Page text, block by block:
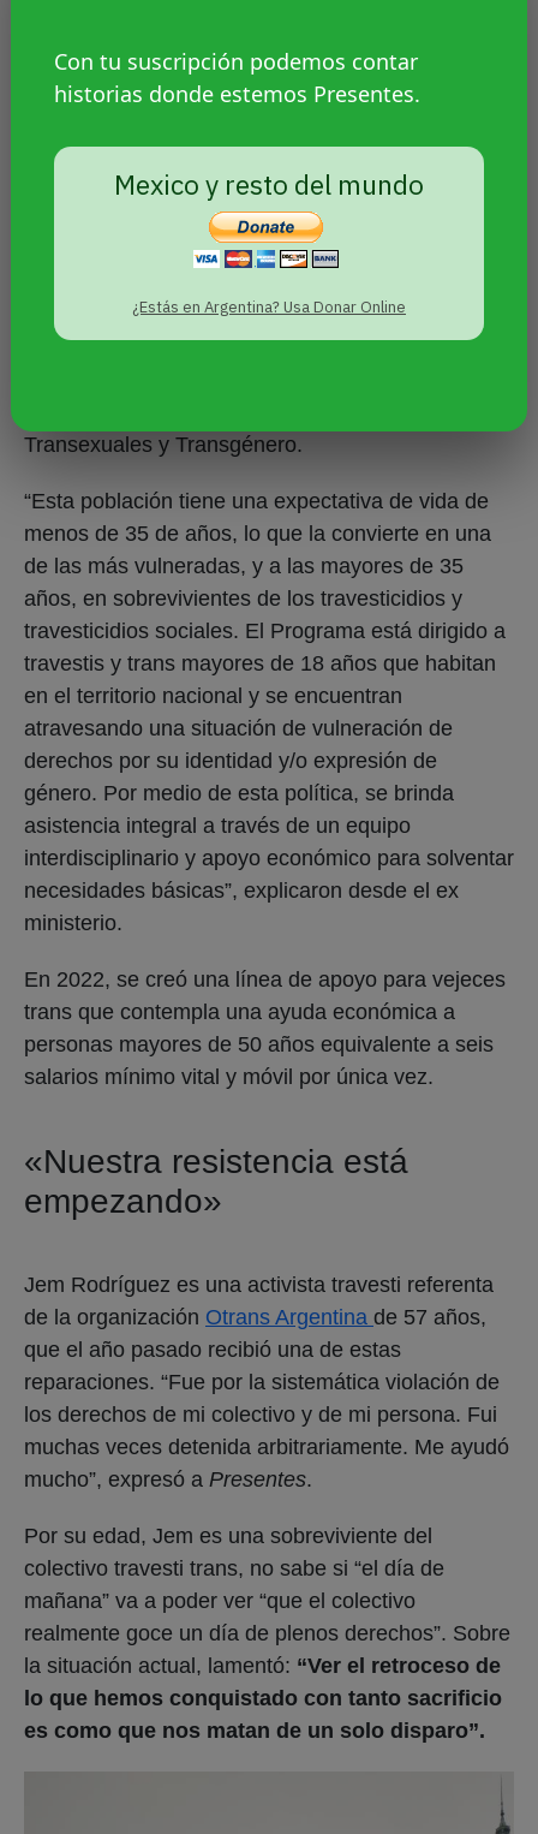
Con tu suscripción podemos contar
historias donde estemos Presentes.
Mexico y resto del mundo
¿Estás en Argentina? Usa Donar Online
Para la diversidad
Con la
implementación de la Ley de Promoción del
Acceso al Empleo Formal para personas Travestis
, 955 personas travestis y trans fueron
incorporadas a la administración pública a través
En relación al colectivo LGBTIQ+, otro ejemplo es
Transexuales y Transgénero.
“Esta población tiene una expectativa de vida de
menos de 35 de años, lo que la convierte en una
de las más vulneradas, y a las mayores de 35
años, en sobrevivientes de los travesticidios y
travesticidios sociales. El Programa está dirigido a
travestis y trans mayores de 18 años que habitan
en el territorio nacional y se encuentran
atravesando una situación de vulneración de
derechos por su identidad y/o expresión de
género. Por medio de esta política, se brinda
asistencia integral a través de un equipo
interdisciplinario y apoyo económico para solventar
necesidades básicas”, explicaron desde el ex
ministerio.
En 2022, se creó una línea de apoyo para vejeces
trans que contempla una ayuda económica a
personas mayores de 50 años equivalente a seis
salarios mínimo vital y móvil por única vez.
«Nuestra resistencia está
empezando»
Jem Rodríguez es una activista travesti referenta
de la organización Otrans Argentina de 57 años,
que el año pasado recibió una de estas
reparaciones. “Fue por la sistemática violación de
los derechos de mi colectivo y de mi persona. Fui
muchas veces detenida arbitrariamente. Me ayudó
mucho”, expresó a Presentes.
Por su edad, Jem es una sobreviviente del
colectivo travesti trans, no sabe si “el día de
mañana” va a poder ver “que el colectivo
realmente goce un día de plenos derechos”. Sobre
la situación actual, lamentó: “Ver el retroceso de
lo que hemos conquistado con tanto sacrificio
es como que nos matan de un solo disparo”.